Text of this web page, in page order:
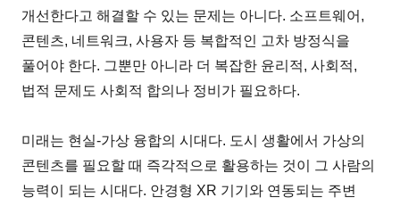
개선한다고 해결할 수 있는 문제는 아니다. 소프트웨어,
콘텐츠, 네트워크, 사용자 등 복합적인 고차 방정식을
풀어야 한다. 그뿐만 아니라 더 복잡한 윤리적, 사회적,
법적 문제도 사회적 합의나 정비가 필요하다.
미래는 현실-가상 융합의 시대다. 도시 생활에서 가상의
콘텐츠를 필요할 때 즉각적으로 활용하는 것이 그 사람의
능력이 되는 시대다. 안경형 XR 기기와 연동되는 주변